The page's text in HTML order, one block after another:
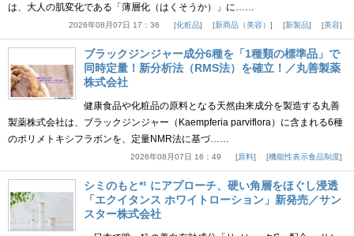
は、大人の肌変化である「薄層化（はくそうか）」に……
2026年08月07日 17：36 化粧品 新商品（美容） 新製品 美容
ブラックジンジャー成分6種を「1種類の標準品」で
同時定量！新分析法（RMS法）を確立！／丸善製薬
株式会社
健康食品や化粧品の原料となる天然由来成分を製造する丸善
製薬株式会社は、ブラックジンジャー（Kaempferia parviflora）に含まれる6種
のポリメトキシフラボンを、定量NMR法に基づ……
2026年08月07日 16：49 原料 機能性表示食品制度
シミのもと*¹ にアプローチ、硬い角層をほぐし浸透
「エクイタンス ホワイトローション」新発売／サン
スター株式会社